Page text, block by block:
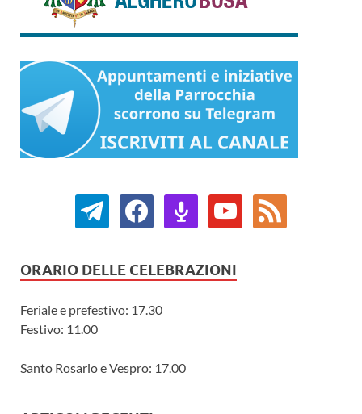
ORARIO DELLE CELEBRAZIONI
Feriale e prefestivo: 17.30
Festivo: 11.00
Santo Rosario e Vespro: 17.00